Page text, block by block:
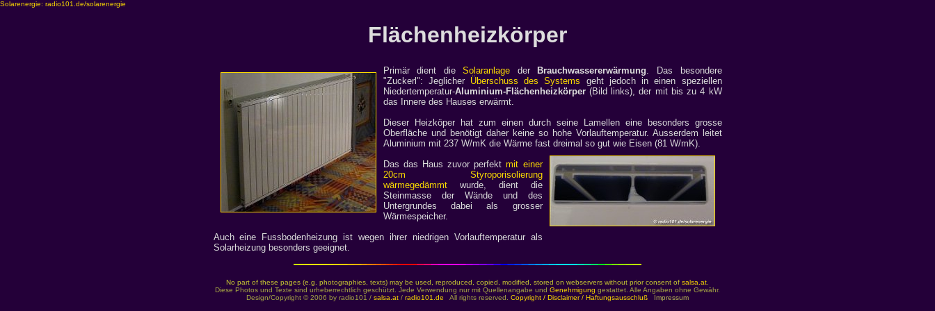
Solarenergie: radio101.de/solarenergie
Flächenheizkörper
Primär dient dieSolaranlage der Brauchwassererwärmung . Das besondere
"Zuckerl": Jeglicher Überschuss des Systems geht jedoch in einen speziellen
Niedertemperatur-Aluminium-Flächenheizkörper(Bild links), der mit bis zu 4 kW
das Innere des Hauses erwärmt.
Dieser Heizköper hat zum einen durch seine Lamellen eine besonders grosse
Oberfläche und benötigt daher keine so hohe Vorlauftemperatur. Ausserdem leitet
Aluminium mit 237 W/mK die Wärme fast dreimal so gut wie Eisen (81 W/mK).
Das das Haus zuvor perfektmit einer
20cm Styroporisolierung
wärmegedämmtwurde, dient die
Steinmasse der Wände und des
Untergrundes dabei als grosser
Wärmespeicher.
Auch eine Fussbodenheizung ist wegen ihrer niedrigen Vorlauftemperatur als
Solarheizung besonders geeignet.
No part of these pages (e.g. photographies, texts) may be used, reproduced, copied, modified, stored on webservers without prior consent of salsa.at
Diese Photos und Texte sind urheberrechtlich geschützt. Jede Verwendung nur mit Quellenangabe und Genehmigung gestattet. Alle Angaben ohne Gewähr.
Design/Copyright © 2006 by radio101 / salsa.at / radio101.de All rights reserved. Copyright / Disclaimer / Haftungsausschluß Impressum